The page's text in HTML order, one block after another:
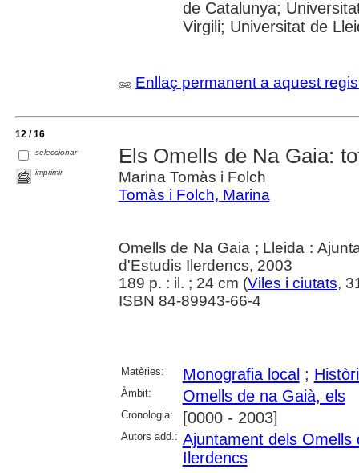
de Catalunya;
Virgili; Universitat de
Enllaç permanent a aquest
12 / 16
seleccionar
imprimir
Els Omells de Na Gaia:
Marina Tomàs i Folch
Tomàs i Folch, Marina
Omells de Na Gaia ; Lleida :
d'Estudis Ilerdencs, 2003
189 p. : il. ; 24 cm (Viles i ciutats,
ISBN 84-89943-66-4
Matèries: Monografia local ;
Àmbit: Omells de na Gaià, els
Cronologia: [0000 - 2003]
Autors add.: Ajuntament dels Omells
Ilerdencs